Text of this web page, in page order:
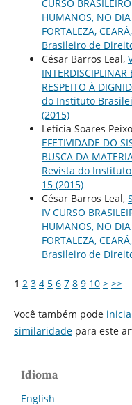
CURSO
HUMANOS, NO
FORTALEZA,
Brasileiro de
César Barros Leal,
RESPEITO À
do Instituto
(2015)
Letícia Soares
EFETIVIDADE DO
BUSCA DA
Revista do
15 (2015)
César Barros Leal,
IV CURSO
HUMANOS, NO
FORTALEZA,
Brasileiro de
1 2 3 4 5 6 7 8 9 10 > >>
Você também pode
similaridadepara este
Idioma
English